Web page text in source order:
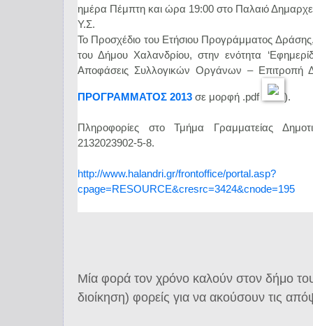
ημέρα Πέμπτη και ώρα 19:00 στο Παλαιό
Υ.Σ.
Το Προσχέδιο του Ετήσιου Προγράμματος Δράσης,
του Δήμου Χαλανδρίου, στην ενότητα
Αποφάσεις Συλλογικών Οργάνων – Επιτροπή
ΠΡΟΓΡΑΜΜΑΤΟΣ 2013 σε μορφή .pdf ).
Πληροφορίες στο Τμήμα Γραμματείας
2132023902-5-8.
http://www.halandri.gr/frontoffice/portal.asp?
cpage=RESOURCE&cresrc=3424&cnode=195
Μία φορά τον χρόνο καλούν στον δήμο
διοίκηση) φορείς για να ακούσουν τις